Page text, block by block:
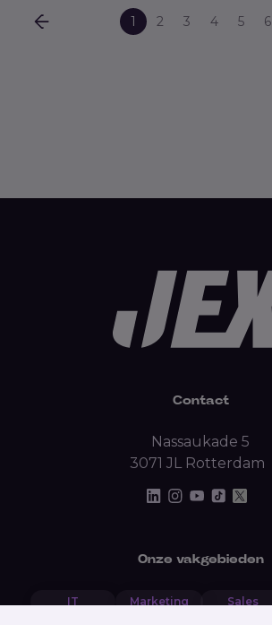
1 2 3 4 5 6
Onze vakgebieden
IT Marketing Sales
Contact
Nassaukade 5
3071 JL Rotterdam